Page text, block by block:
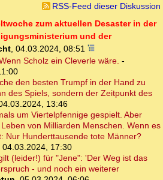
RSS-Feed dieser Diskussion
zum aktuellen Desaster in der
und der
, 04.03.2024, 08:51
Scholz ein Cleverle wäre. -
den besten Trumpf in der Hand zu
des Spiels, sondern der Zeitpunkt des
13:46
um Viertelpfennige gespielt. Aber
von Milliarden Menschen. Wenn es
Nur Hunderttausende tote Männer?
04.03.2024, 17:30
(leider!) für "Jene": 'Der Weg ist das
- und noch ein weiterer